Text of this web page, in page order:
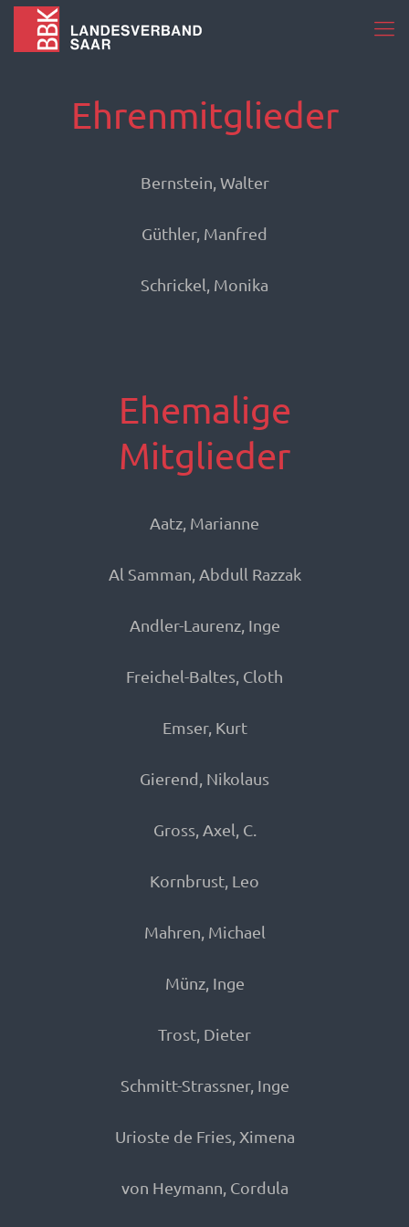
Ehrenmitglieder
Bernstein, Walter
Güthler, Manfred
Schrickel, Monika
Ehemalige
Mitglieder
Aatz, Marianne
Al Samman, Abdull Razzak
Andler-Laurenz, Inge
Freichel-Baltes, Cloth
Emser, Kurt
Gierend, Nikolaus
Gross, Axel, C.
Kornbrust, Leo
Mahren, Michael
Münz, Inge
Trost, Dieter
Schmitt-Strassner, Inge
Urioste de Fries, Ximena
von Heymann, Cordula